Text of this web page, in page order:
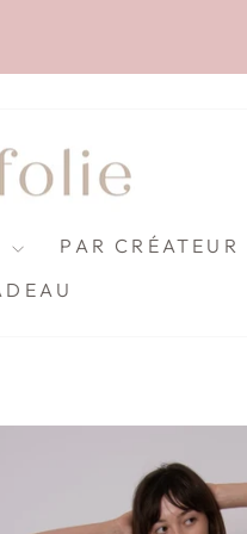
SOIRÉE SHOPPING
PAR CRÉATEUR